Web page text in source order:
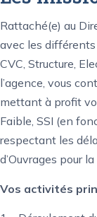
Rattaché(e) au
avec les
CVC, Structure,
l’agence, vous
mettant à profit
Faible, SSI (en
respectant les
d’Ouvrages pour
Vos activités